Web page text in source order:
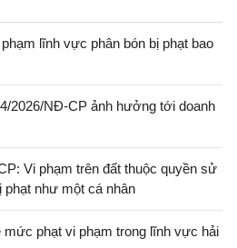
lĩnh vực phân bón bị phạt bao
2026/NĐ-CP ảnh hưởng tới doanh
Vi phạm trên đất thuộc quyền sử
phạt như một cá nhân
phạt vi phạm trong lĩnh vực hải